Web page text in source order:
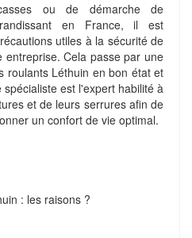
ou de démarche de
en France, il est
utiles à la sécurité de
Cela passe par une
roulants Léthuin en bon état et
est l'expert habilité à
et de leurs serrures afin de
un confort de vie optimal.
: les raisons ?